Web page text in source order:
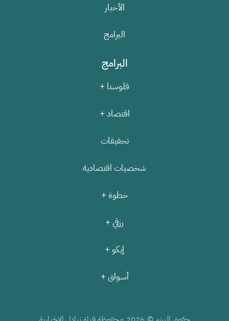
الأخبار
البرامج
البرامج
فلوسنا +
اقتصاد +
تحقيقات
شخصيات اقتصادية
خطوة +
رزقي +
إيكو +
أسواق +